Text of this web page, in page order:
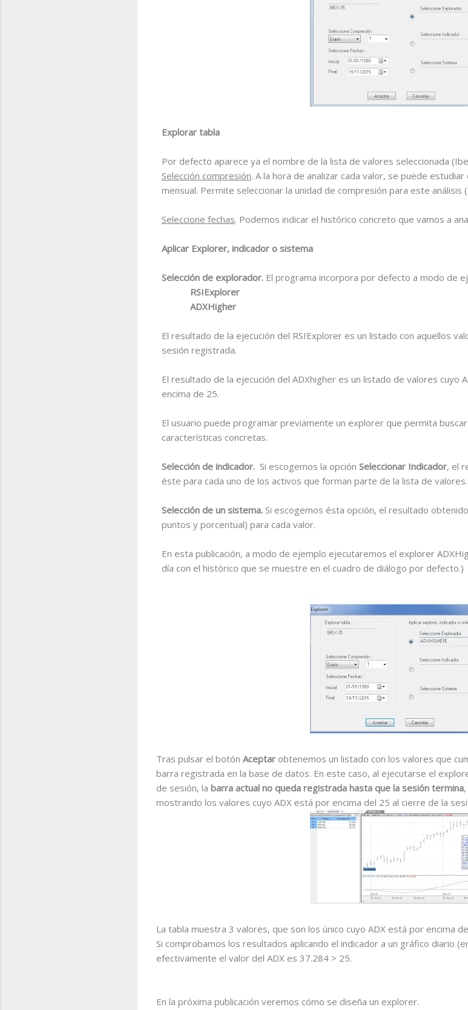
Explorar tabla
Por defecto aparece ya el nombre de la lista de valores seleccionada
Selección compresión. A la hora de analizar cada valor, se puede
mensual. Permite seleccionar la unidad de compresión para este análisis
Seleccione fechas. Podemos indicar el histórico concreto que vamos a
Aplicar Explorer, indicador o sistema
Selección de explorador. El programa incorpora por defecto a modo de
RSIExplorer
ADXHigher
El resultado de la ejecución del RSIExplorer es un listado con aquellos
sesión registrada.
El resultado de la ejecución del ADXhigher es un listado de valores cuyo
encima de 25.
El usuario puede programar previamente un explorer que permita
características concretas.
Selección de indicador. Si escogemos la opción Seleccionar Indicador, el
éste para cada uno de los activos que forman parte de la lista de valores.
Selección de un sistema. Si escogemos ésta opción, el resultado
puntos y porcentual) para cada valor.
En esta publicación, a modo de ejemplo ejecutaremos el explorer
día con el histórico que se muestre en el cuadro de diálogo por defecto.)
Tras pulsar el botón Aceptarobtenemos un listado con los valores que
barra registrada en la base de datos. En este caso, al ejecutarse el
de sesión, la barra actual no queda registrada hasta que la sesión termina
mostrando los valores cuyo ADX está por encima del 25 al cierre de la
La tabla muestra 3 valores, que son los único cuyo ADX está por encima
Si comprobamos los resultados aplicando el indicador a un gráfico diario
efectivamente el valor del ADX es 37.284 > 25.
En la próxima publicación veremos cómo se diseña un explorer.